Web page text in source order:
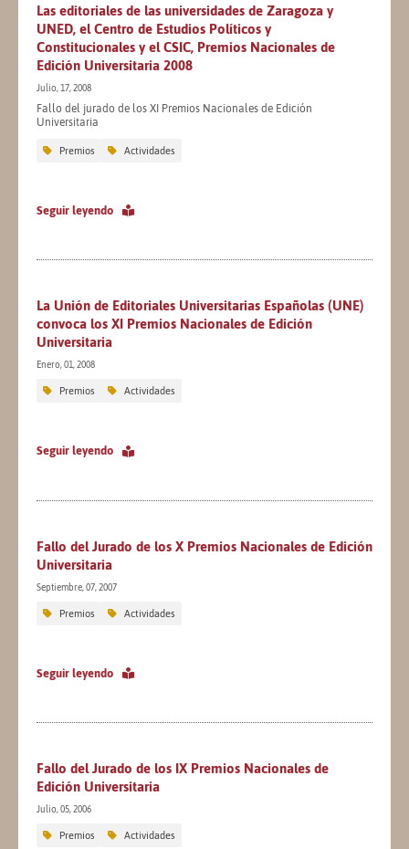
Las editoriales de las universidades de Zaragoza y
UNED, el Centro de Estudios Políticos y
Constitucionales y el CSIC, Premios Nacionales de
Edición Universitaria 2008
Julio, 17, 2008
Fallo del jurado de los XI Premios Nacionales de Edición
Universitaria
Premios Actividades
Seguir leyendo
La Unión de Editoriales Universitarias Españolas (UNE)
convoca los XI Premios Nacionales de Edición
Universitaria
Enero, 01, 2008
Premios Actividades
Seguir leyendo
Fallo del Jurado de los X Premios Nacionales de Edición
Universitaria
Septiembre, 07, 2007
Premios Actividades
Seguir leyendo
Fallo del Jurado de los IX Premios Nacionales de
Edición Universitaria
Julio, 05, 2006
Premios Actividades